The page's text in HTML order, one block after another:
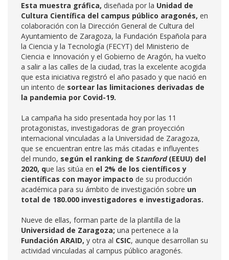
Esta muestra gráfica, diseñada por la Unidad de
Cultura Científica del campus público aragonés, en
colaboración con la Dirección General de Cultura del
Ayuntamiento de Zaragoza, la Fundación Española para
la Ciencia y la Tecnología (FECYT) del Ministerio de
Ciencia e Innovación y el Gobierno de Aragón, ha vuelto
a salir a las calles de la ciudad, tras la excelente acogida
que esta iniciativa registró el año pasado y que nació en
un intento de sortear las limitaciones derivadas de
la pandemia por Covid-19.
La campaña ha sido presentada hoy por las 11
protagonistas, investigadoras de gran proyección
internacional vinculadas a la Universidad de Zaragoza,
que se encuentran entre las más citadas e influyentes
del mundo, según el ranking de Stanford(EEUU) del
2020, que las sitúa en el 2% de los científicos y
científicas con mayor impacto de su producción
académica para su ámbito de investigación sobre un
total de 180.000 investigadores e investigadoras.
Nueve de ellas, forman parte de la plantilla de la
Universidad de Zaragoza; una pertenece a la
Fundación ARAID, y otra al CSIC, aunque desarrollan su
actividad vinculadas al campus público aragonés.